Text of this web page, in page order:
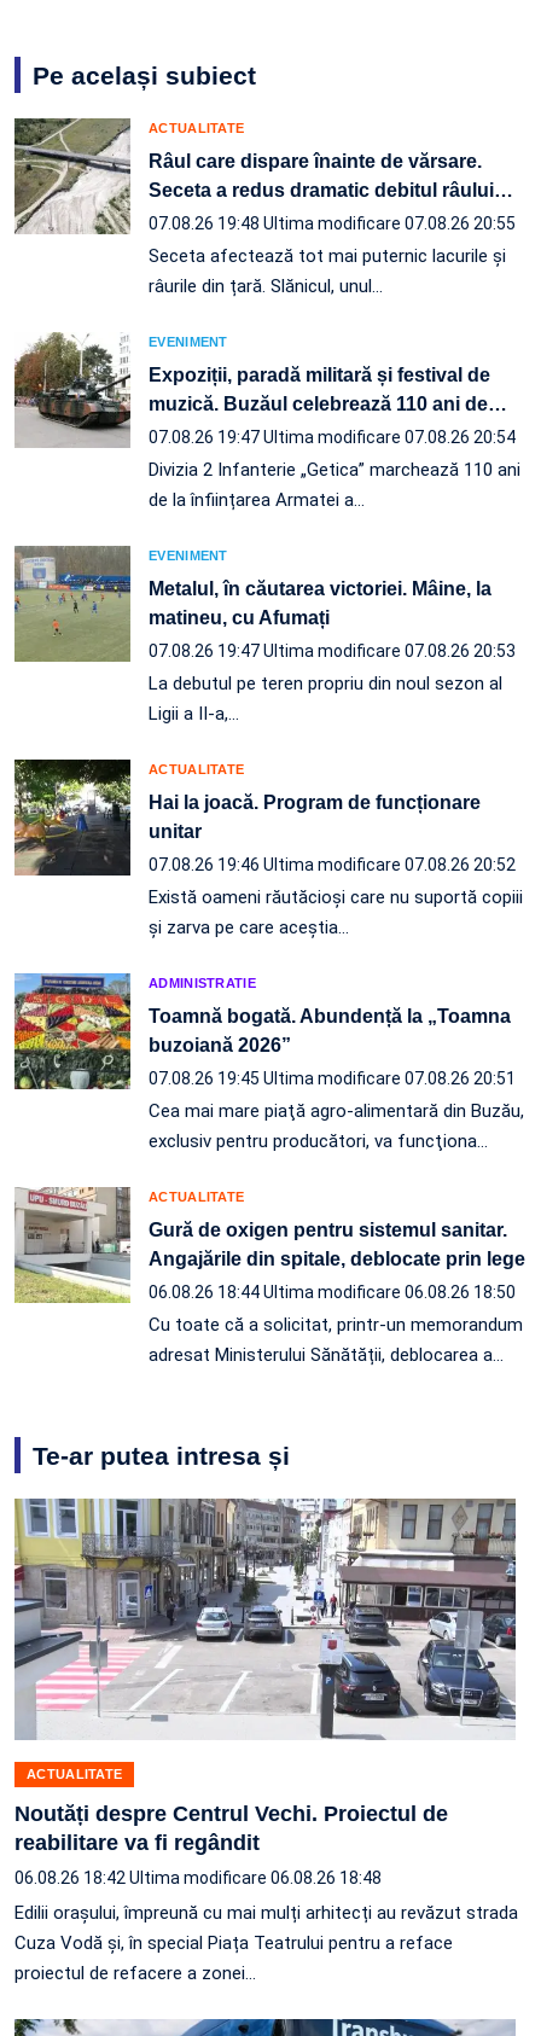
Pe același subiect
ACTUALITATE
Râul care dispare înainte de vărsare.
Seceta a redus dramatic debitul râului…
07.08.26 19:48 Ultima modificare 07.08.26 20:55
Seceta afectează tot mai puternic lacurile și
râurile din țară. Slănicul, unul…
EVENIMENT
Expoziții, paradă militară și festival de
muzică. Buzăul celebrează 110 ani de…
07.08.26 19:47Ultima modificare 07.08.26 20:54
Divizia 2 Infanterie „Getica” marchează 110 ani
de la înființarea Armatei a…
EVENIMENT
Metalul, în căutarea victoriei. Mâine, la
matineu, cu Afumați
07.08.26 19:47Ultima modificare 07.08.26 20:53
La debutul pe teren propriu din noul sezon al
Ligii a II-a,…
ACTUALITATE
Hai la joacă. Program de funcționare
unitar
07.08.26 19:46 Ultima modificare 07.08.26 20:52
Există oameni răutăcioși care nu suportă copiii
și zarva pe care aceștia…
ADMINISTRATIE
Toamnă bogată. Abundență la „Toamna
buzoiană 2026”
07.08.26 19:45 Ultima modificare 07.08.26 20:51
Cea mai mare piaţă agro-alimentară din Buzău,
exclusiv pentru producători, va funcţiona…
ACTUALITATE
Gură de oxigen pentru sistemul sanitar.
Angajările din spitale, deblocate prin lege
06.08.26 18:44Ultima modificare 06.08.26 18:50
Cu toate că a solicitat, printr-un memorandum
adresat Ministerului Sănătății, deblocarea a…
Te-ar putea intresa și
ACTUALITATE
Noutăți despre Centrul Vechi. Proiectul de
reabilitare va fi regândit
06.08.26 18:42 Ultima modificare 06.08.26 18:48
Edilii orașului, împreună cu mai mulți arhitecți au revăzut strada
Cuza Vodă și, în special Piața Teatrului pentru a reface
proiectul de refacere a zonei…